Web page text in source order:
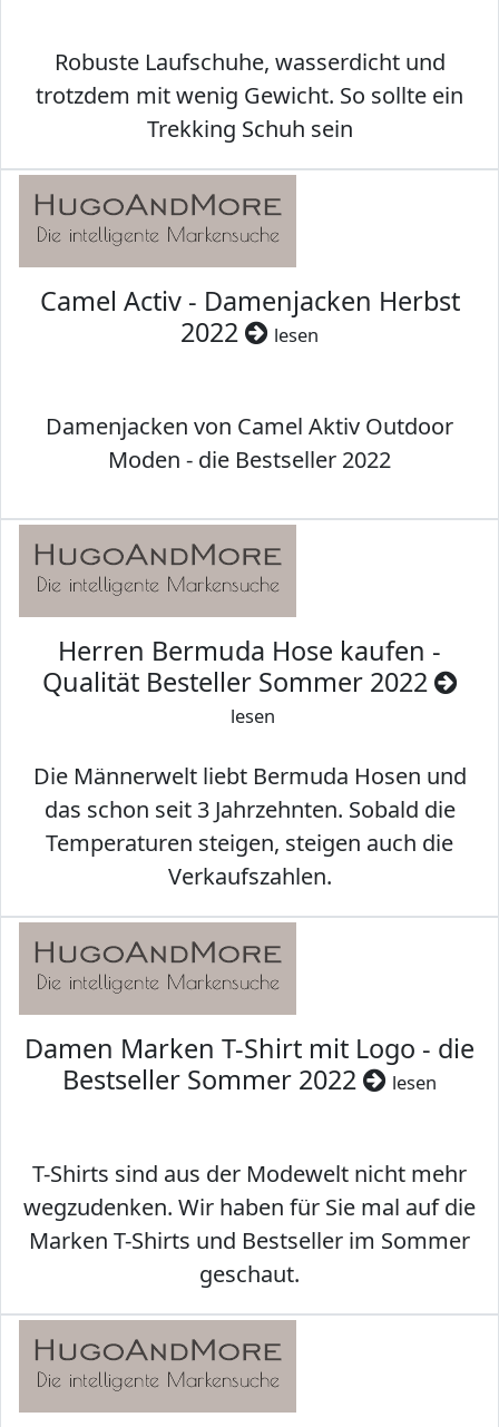
Robuste Laufschuhe, wasserdicht und
trotzdem mit wenig Gewicht. So sollte ein
Trekking Schuh sein
Camel Activ - Damenjacken Herbst
2022
lesen
Damenjacken von Camel Aktiv Outdoor
Moden - die Bestseller 2022
Herren Bermuda Hose kaufen -
Qualität Besteller Sommer 2022
lesen
Die Männerwelt liebt Bermuda Hosen und
das schon seit 3 Jahrzehnten. Sobald die
Temperaturen steigen, steigen auch die
Verkaufszahlen.
Damen Marken T-Shirt mit Logo - die
Bestseller Sommer 2022
lesen
T-Shirts sind aus der Modewelt nicht mehr
wegzudenken. Wir haben für Sie mal auf die
Marken T-Shirts und Bestseller im Sommer
geschaut.